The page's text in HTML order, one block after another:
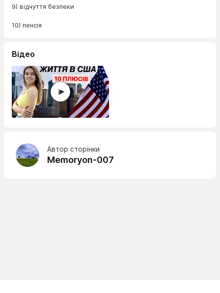
9) відчуття безпеки
10) пенсія
Відео
Автор сторінки
Memoryon-007